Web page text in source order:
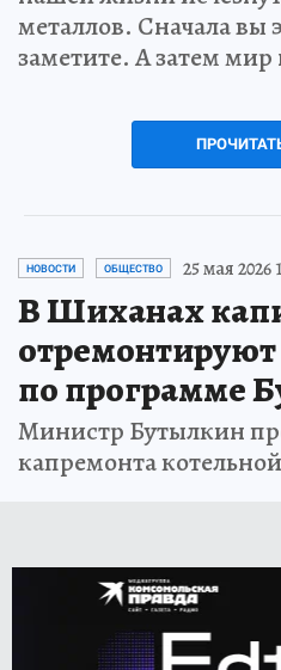
металлов. Сначала вы
заметите. А затем
НОВОСТИ ОБЩЕСТВО 25 мая 2026
В Шиханах
по программе
Министр Бутылкин
капремонта